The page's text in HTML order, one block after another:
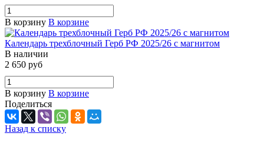
В корзину В корзине
Календарь трехблочный Герб РФ 2025/26 с магнитом
В наличии
2 650 руб
В корзину В корзине
Поделиться
Назад к списку